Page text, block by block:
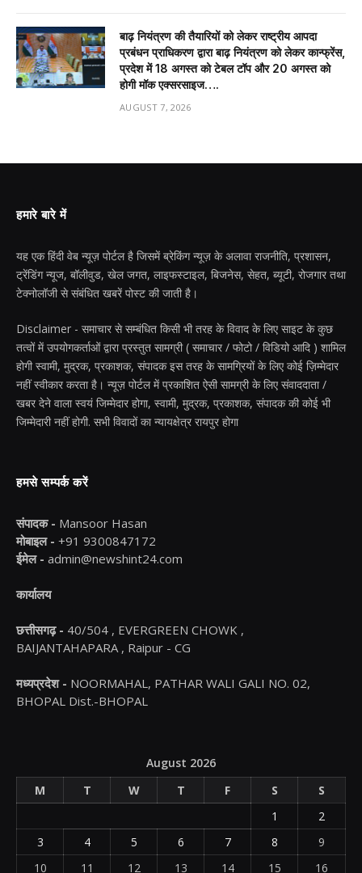
बाढ़ नियंत्रण की तैयारियों को लेकर राष्ट्रीय आपदा
प्रबंधन प्राधिकरण द्वारा बाढ़ नियंत्रण को लेकर कान्फ्रेंस,
प्रदेश में 18 अगस्त को टेबल टॉप और 20 अगस्त को
होगी मॉक एक्सरसाइज….
AUGUST 7, 2026
हमारे बारे में
यह एक हिंदी वेब न्यूज़ पोर्टल है जिसमें ब्रेकिंग न्यूज़ के अलावा राजनीति, प्रशासन,
ट्रेंडिंग न्यूज, बॉलीवुड, खेल जगत, लाइफस्टाइल, बिजनेस, सेहत, ब्यूटी, रोजगार तथा
टेक्नोलॉजी से संबंधित खबरें पोस्ट की जाती है।
Disclaimer - समाचार से सम्बंधित किसी भी तरह के विवाद के लिए साइट के कुछ
तत्वों में उपयोगकर्ताओं द्वारा प्रस्तुत सामग्री ( समाचार / फोटो / विडियो आदि ) शामिल
होगी स्वामी, मुद्रक, प्रकाशक, संपादक इस तरह के सामग्रियों के लिए कोई ज़िम्मेदार
नहीं स्वीकार करता है। न्यूज़ पोर्टल में प्रकाशित ऐसी सामग्री के लिए संवाददाता /
खबर देने वाला स्वयं जिम्मेदार होगा, स्वामी, मुद्रक, प्रकाशक, संपादक की कोई भी
जिम्मेदारी नहीं होगी. सभी विवादों का न्यायक्षेत्र रायपुर होगा
हमसे सम्पर्क करें
संपादक - Mansoor Hasan
मोबाइल - +91 9300847172
ईमेल - admin@newshint24.com
कार्यालय
छत्तीसगढ़ - 40/504 , EVERGREEN CHOWK ,
BAIJANTAHAPARA , Raipur - CG
मध्यप्रदेश - NOORMAHAL, PATHAR WALI GALI NO. 02,
BHOPAL Dist.-BHOPAL
August 2026
M
T W T F S
S
1
2
3
4 5 6 7 8
9
10
11 12 13 14 15 16